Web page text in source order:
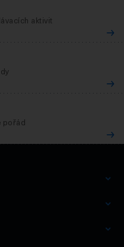
aktivit
pořád